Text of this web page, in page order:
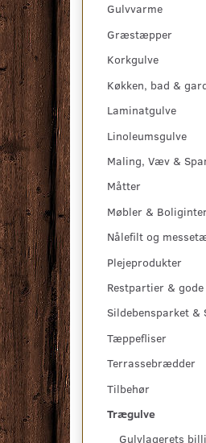
Gulvvarme
Græstæpper
Korkgulve
Køkken, bad &
Laminatgulve
Linoleumsgulve
Maling, Væv &
Måtter
Møbler &
Nålefilt og
Plejeprodukter
Restpartier &
Sildebensparket &
Tæppefliser
Terrassebrædder
Tilbehør
Trægulve
Gulvlagerets